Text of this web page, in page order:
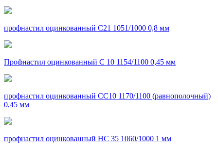
профнастил оцинкованный С21 1051/1000 0,8 мм
Профнастил оцинкованный С 10 1154/1100 0,45 мм
профнастил оцинкованный СС10 1170/1100 (равнополочный)
0,45 мм
профнастил оцинкованный НС 35 1060/1000 1 мм